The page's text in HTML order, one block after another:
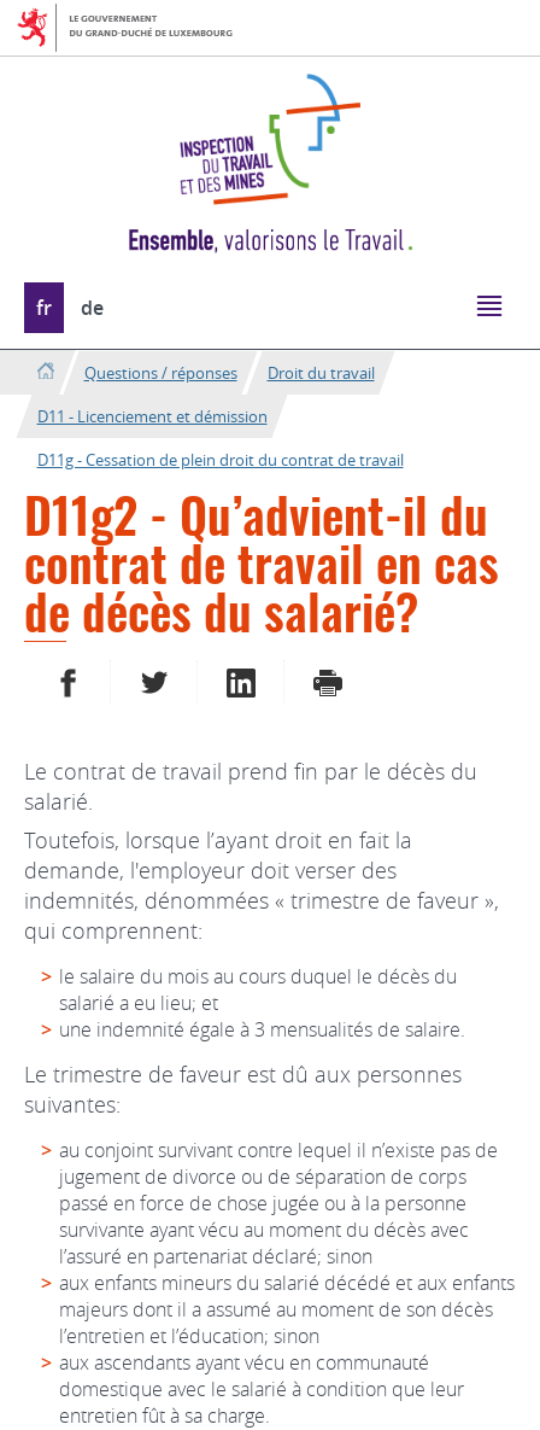
Aller
Aller
au
Changer
de
langue
fr de
Questions / réponses
Droit du travail
D11 - Licenciement et démission
D11g - Cessation de plein droit du contrat de travail
D11g2 - Qu’advient-il du
contrat de travail en cas
de décès du salarié?
PARTAGER SUR FACEBOOK
PARTAGER SUR TWITTER
PARTAGER SUR LINKEDIN
IMPRIMER
Le contrat de travail prend fin par le décès du
salarié.
Toutefois, lorsque l’ayant droit en fait la
demande, l'employeur doit verser des
indemnités, dénommées « trimestre de faveur »,
qui comprennent:
le salaire du mois au cours duquel le décès du
salarié a eu lieu; et
une indemnité égale à 3 mensualités de salaire.
Le trimestre de faveur est dû aux personnes
suivantes:
au conjoint survivant contre lequel il n’existe pas de
jugement de divorce ou de séparation de corps
passé en force de chose jugée ou à la personne
survivante ayant vécu au moment du décès avec
l’assuré en partenariat déclaré; sinon
aux enfants mineurs du salarié décédé et aux enfants
majeurs dont il a assumé au moment de son décès
l’entretien et l’éducation; sinon
aux ascendants ayant vécu en communauté
domestique avec le salarié à condition que leur
entretien fût à sa charge.